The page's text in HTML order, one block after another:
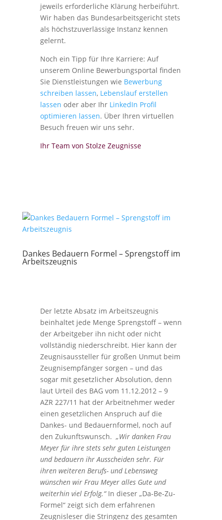
jeweils erforderliche Klärung herbeiführt.
Wir haben das Bundesarbeitsgericht stets
als höchstzuverlässige Instanz kennen
gelernt.
Noch ein Tipp für Ihre Karriere: Auf
unserem Online Bewerbungsportal finden
Sie Dienstleistungen wie Bewerbung
schreiben lassen, Lebenslauf erstellen
lassen oder aber Ihr LinkedIn Profil
optimieren lassen. Über Ihren virtuellen
Besuch freuen wir uns sehr.
Ihr Team von Stolze Zeugnisse
Dankes Bedauern Formel – Sprengstoff im
Arbeitszeugnis
Der letzte Absatz im Arbeitszeugnis
beinhaltet jede Menge Sprengstoff – wenn
der Arbeitgeber ihn nicht oder nicht
vollständig niederschreibt. Hier kann der
Zeugnisaussteller für großen Unmut beim
Zeugnisempfänger sorgen – und das
sogar mit gesetzlicher Absolution, denn
laut Urteil des BAG vom 11.12.2012 – 9
AZR 227/11 hat der Arbeitnehmer weder
einen gesetzlichen Anspruch auf die
Dankes- und Bedauernformel, noch auf
den Zukunftswunsch. „Wir danken Frau
Meyer für ihre stets sehr guten Leistungen
und bedauern ihr Ausscheiden sehr. Für
ihren weiteren Berufs- und Lebensweg
wünschen wir Frau Meyer alles Gute und
weiterhin viel Erfolg.“In dieser „Da-Be-Zu-
Formel“ zeigt sich dem erfahrenen
Zeugnisleser die Stringenz des gesamten